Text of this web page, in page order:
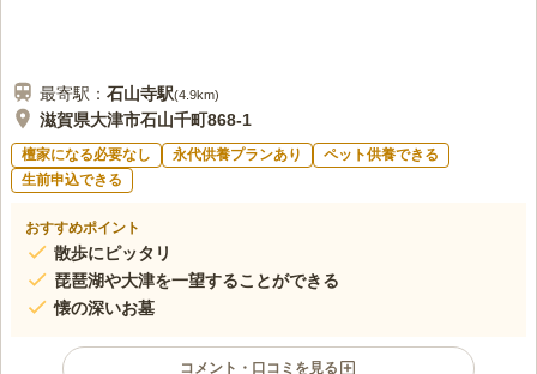
最寄駅： 石山寺駅(4.9km)
滋賀県大津市石山千町868-1
檀家になる必要なし 永代供養プランあり
ペット供養できる
生前申込できる
おすすめポイント
散歩にピッタリ
琵琶湖や大津を一望することができる
懐の深いお墓
コメント・口コミを見る